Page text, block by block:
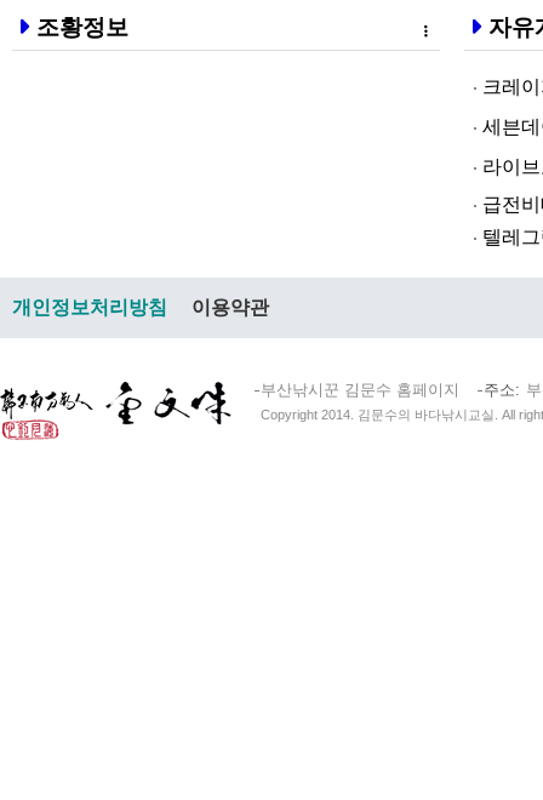
조황정보 자유
크레이지
세븐데이
라­이브토­
급전비대면
텔레그램
개인정보처리방침 이용약관
부산낚시꾼 김문수 홈페이지 주소
Copyright 2014. 김문수의 바다낚시교실. All